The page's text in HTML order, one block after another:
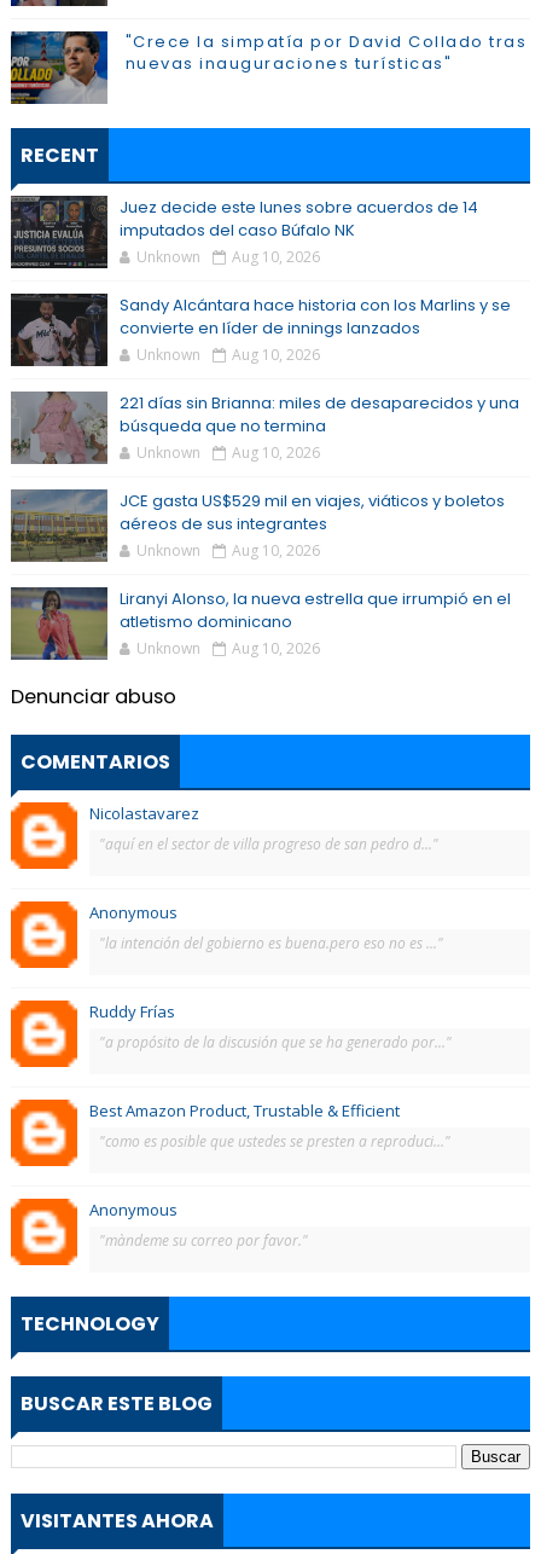
"Crece la simpatía por David Collado tras
nuevas inauguraciones turísticas"
RECENT
Juez decide este lunes sobre acuerdos de 14
imputados del caso Búfalo NK
Unknown Aug 10, 2026
Sandy Alcántara hace historia con los Marlins y se
convierte en líder de innings lanzados
Unknown Aug 10, 2026
221 días sin Brianna: miles de desaparecidos y una
búsqueda que no termina
Unknown Aug 10, 2026
JCE gasta US$529 mil en viajes, viáticos y boletos
aéreos de sus integrantes
Unknown Aug 10, 2026
Liranyi Alonso, la nueva estrella que irrumpió en el
atletismo dominicano
Unknown Aug 10, 2026
Denunciar abuso
COMENTARIOS
Nicolastavarez
"aquí en el sector de villa progreso de san pedro d..."
Anonymous
"la intención del gobierno es buena.pero eso no es ..."
Ruddy Frías
"a propósito de la discusión que se ha generado por..."
Best Amazon Product, Trustable & Efficient
"como es posible que ustedes se presten a reproduci..."
Anonymous
"màndeme su correo por favor."
TECHNOLOGY
BUSCAR ESTE BLOG
VISITANTES AHORA